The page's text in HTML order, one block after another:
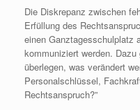
Die Diskrepanz zwischen
Erfüllung des
einen Ganztagesschulplatz
kommuniziert werden.
überlegen, was verändert
Personalschlüssel,
Rechtsanspruch?”